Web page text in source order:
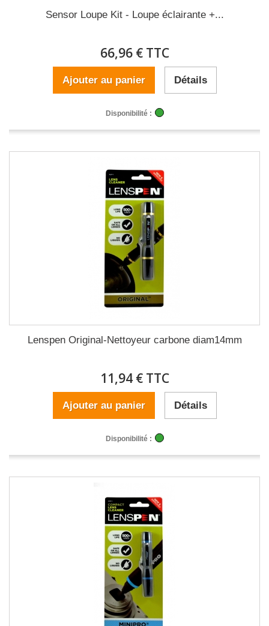
Sensor Loupe Kit - Loupe éclairante +...
66,96 € TTC
Ajouter au panier Détails
Disponibilité :
Lenspen Original-Nettoyeur carbone diam14mm
11,94 € TTC
Ajouter au panier Détails
Disponibilité :